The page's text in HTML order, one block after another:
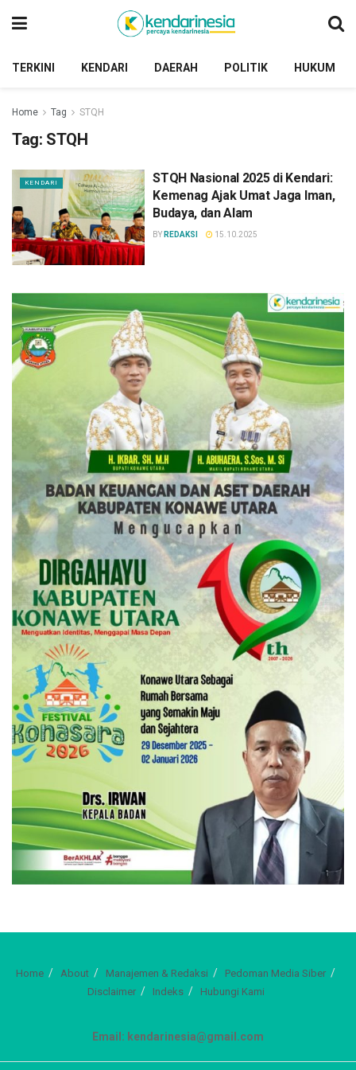
TERKINI KENDARI DAERAH POLITIK HUKUM
Home Tag STQH
Tag: STQH
KENDARI
STQH Nasional 2025 di Kendari:
Kemenag Ajak Umat Jaga Iman,
Budaya, dan Alam
BY REDAKSI 15.10.2025
Home About Manajemen & Redaksi
Pedoman Media Siber
Disclaimer
Indeks Hubungi Kami
Email: kendarinesia@gmail.com